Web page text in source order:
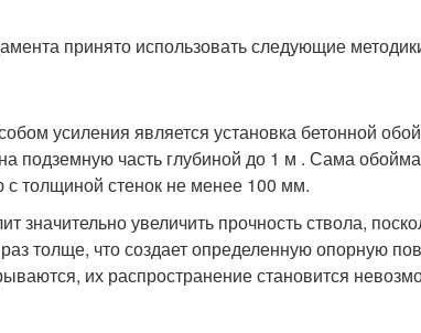
принято использовать следующие
усиления является установка бетонной
подземную часть глубиной до 1 м . Сама
с толщиной стенок не менее 100 мм.
значительно увеличить прочность ствола,
раз толще, что создает определенную опорную
их распространение становится